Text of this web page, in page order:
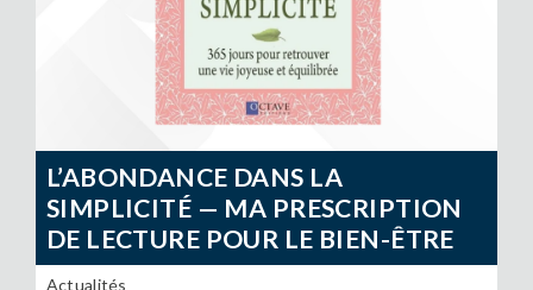
L’ABONDANCE DANS LA
SIMPLICITÉ — MA PRESCRIPTION
DE LECTURE POUR LE BIEN-ÊTRE
Actualités